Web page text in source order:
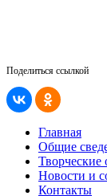
Поделиться ссылкой
Главная
Общие
Творческие
Новости и
Контакты